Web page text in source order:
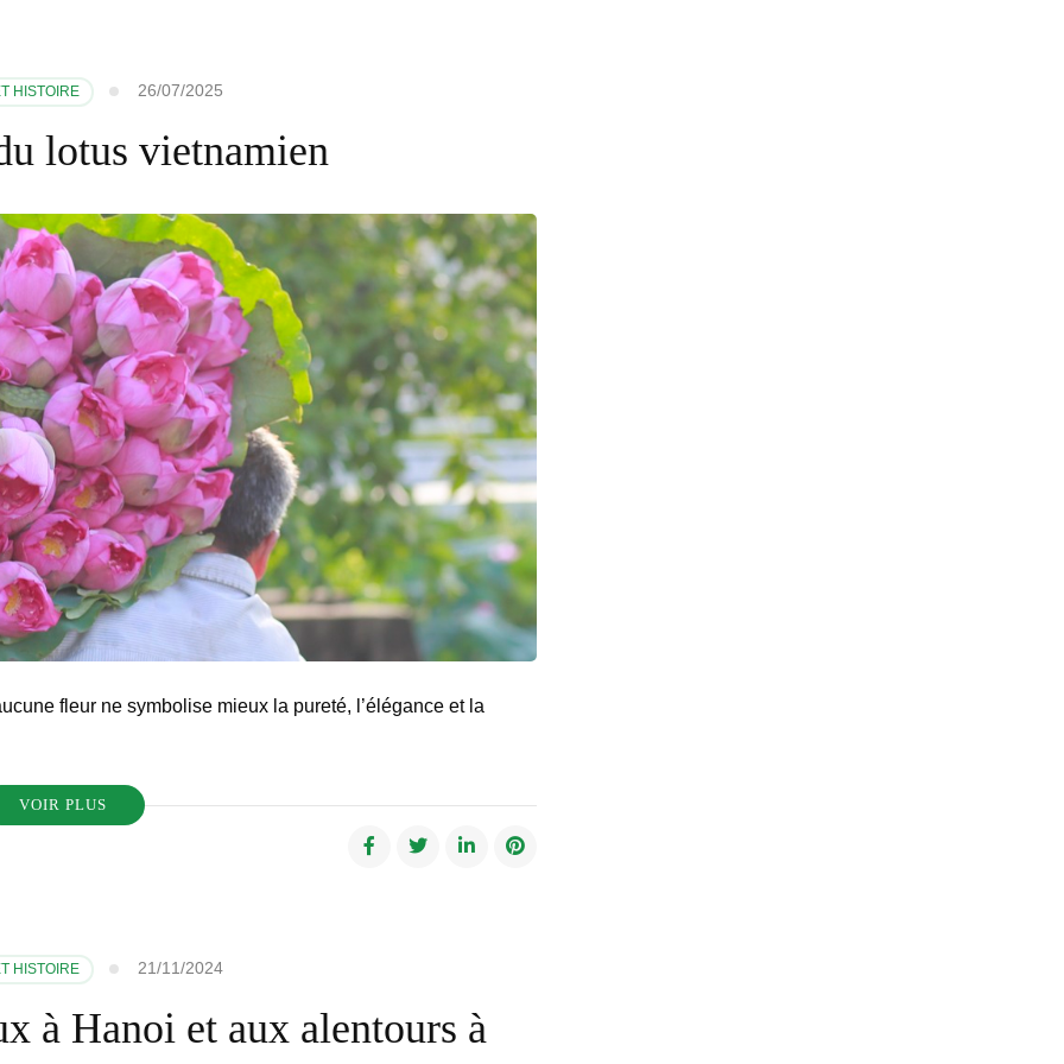
HISTOIRE 26/07/2025
lotus vietnamien
fleur ne symbolise mieux la pureté, l’élégance et la
VOIR PLUS
HISTOIRE 21/11/2024
à Hanoi et aux alentours à